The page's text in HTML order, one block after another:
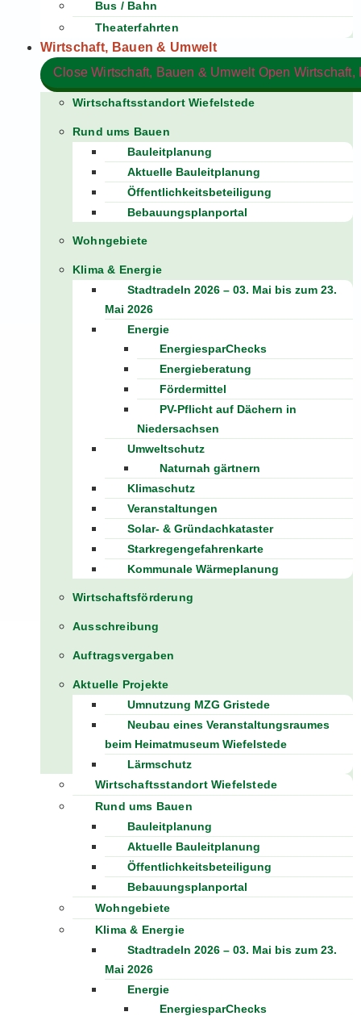
Bus / Bahn
Theaterfahrten
Wirtschaft, Bauen & Umwelt
Close Wirtschaft, Bauen & Umwelt
Wirtschaftsstandort Wiefelstede
Rund ums Bauen
Bauleitplanung
Aktuelle Bauleitplanung
Öffentlichkeitsbeteiligung
Bebauungsplanportal
Wohngebiete
Klima & Energie
Stadtradeln 2026 – 03. Mai bis zum 23.
Mai 2026
Energie
EnergiesparChecks
Energieberatung
Fördermittel
PV-Pflicht auf Dächern in
Niedersachsen
Umweltschutz
Naturnah gärtnern
Klimaschutz
Veranstaltungen
Solar- & Gründachkataster
Starkregengefahrenkarte
Kommunale Wärmeplanung
Wirtschaftsförderung
Ausschreibung
Auftragsvergaben
Aktuelle Projekte
Umnutzung MZG Gristede
Neubau eines Veranstaltungsraumes
beim Heimatmuseum Wiefelstede
Lärmschutz
Wirtschaftsstandort Wiefelstede
Rund ums Bauen
Bauleitplanung
Aktuelle Bauleitplanung
Öffentlichkeitsbeteiligung
Bebauungsplanportal
Wohngebiete
Klima & Energie
Stadtradeln 2026 – 03. Mai bis zum 23.
Mai 2026
Energie
EnergiesparChecks